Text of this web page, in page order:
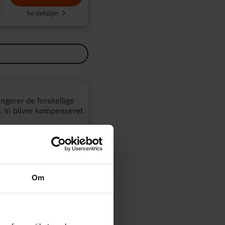
Om
Se detaljer
de forskellige
Vi bliver kompenseret
29-07-2026